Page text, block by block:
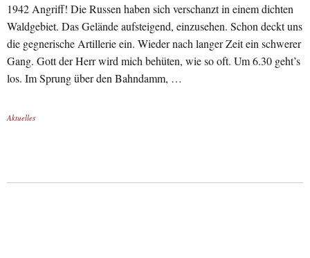
1942 Angriff! Die Russen haben sich verschanzt in einem dichten
Waldgebiet. Das Gelände aufsteigend, einzusehen. Schon deckt uns
die gegnerische Artillerie ein. Wieder nach langer Zeit ein schwerer
Gang. Gott der Herr wird mich behüten, wie so oft. Um 6.30 geht’s
los. Im Sprung über den Bahndamm, …
Aktuelles